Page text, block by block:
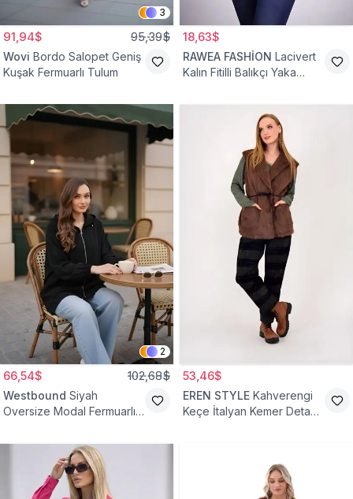
3
91,94$ 95,39$
Wovi Bordo Salopet Geniş
Kuşak Fermuarlı Tulum
18,63$
RAWEA FASHİON Lacivert
Kalın Fitilli Balıkçı Yaka
2
66,54$ 102,68$
Westbound Siyah
Oversize Modal Fermuarlı
53,46$
EREN STYLE Kahverengi
Keçe İtalyan Kemer Detaylı